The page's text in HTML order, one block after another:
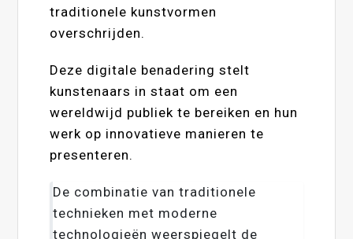
traditionele kunstvormen
overschrijden.
Deze digitale benadering stelt
kunstenaars in staat om een
wereldwijd publiek te bereiken en hun
werk op innovatieve manieren te
presenteren.
De combinatie van traditionele
technieken met moderne
technologieën weerspiegelt de